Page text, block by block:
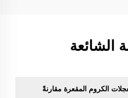
الشائعة
الكروم المقعرة مقارنةً